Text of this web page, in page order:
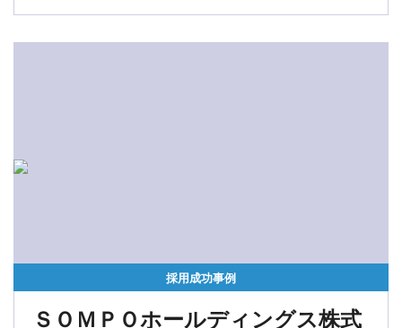
採用成功事例
ＳＯＭＰＯホールディングス株式